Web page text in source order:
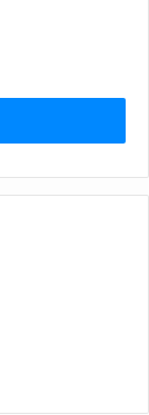
يسر ناتوزي
الحائط،
المملوءة بريش
عن الأناقة